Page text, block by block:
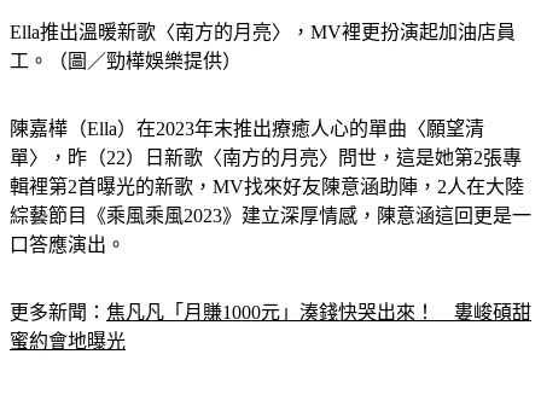
Ella推出溫暖新歌〈南方的月亮〉，MV裡更扮演起加油店員
工。（圖／勁樺娛樂提供）
陳嘉樺（Ella）在2023年末推出療癒人心的單曲〈願望清
單〉，昨（22）日新歌〈南方的月亮〉問世，這是她第2張專
輯裡第2首曝光的新歌，MV找來好友陳意涵助陣，2人在大陸
綜藝節目《乘風乘風2023》建立深厚情感，陳意涵這回更是一
口答應演出。
更多新聞： 焦凡凡「月賺1000元」湊錢快哭出來！　婁峻碩甜
蜜約會地曝光